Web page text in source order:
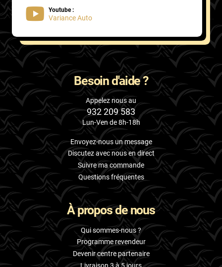
Youtube :
Variance Auto
Besoin d'aide ?
Appelez nous au
932 209 583
Lun-Ven de 8h-18h
Envoyez-nous un message
Discutez avec nous en direct
Suivre ma commande
Questions fréquentes
À propos de nous
Qui sommes-nous ?
Programme revendeur
Devenir centre partenaire